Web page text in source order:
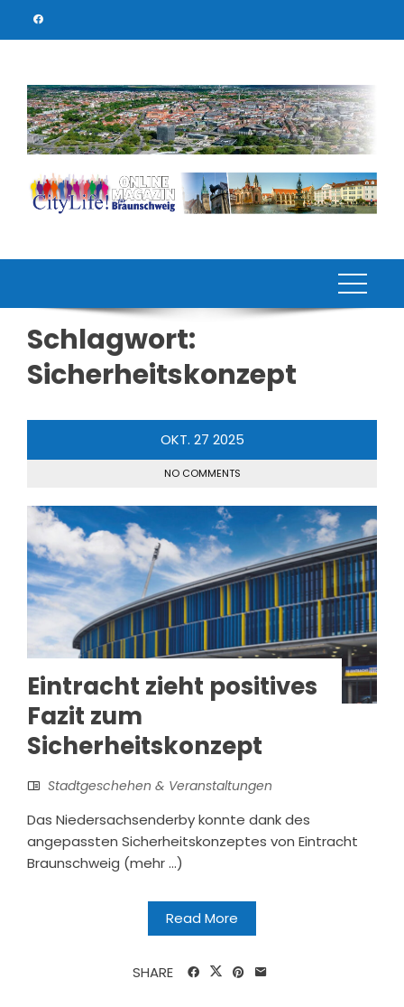
Schlagwort:
Sicherheitskonzept
OKT. 27 2025
NO COMMENTS
Eintracht zieht positives
Fazit zum
Sicherheitskonzept
Stadtgeschehen & Veranstaltungen
Das Niedersachsenderby konnte dank des
angepassten Sicherheitskonzeptes von Eintracht
Braunschweig (mehr …)
Read More
SHARE